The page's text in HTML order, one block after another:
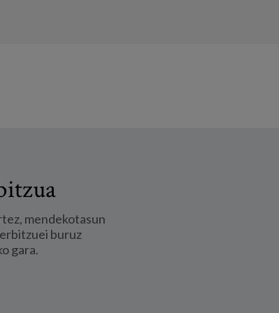
mendekotasun
buruz
gara.